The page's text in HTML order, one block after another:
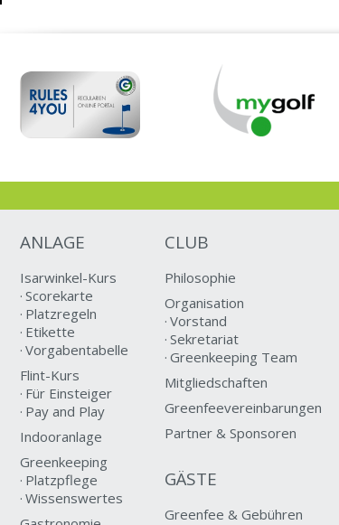
ANLAGE
Isarwinkel-Kurs
Scorekarte
Platzregeln
Etikette
Vorgabentabelle
Flint-Kurs
Für Einsteiger
Pay and Play
Indooranlage
Greenkeeping
Platzpflege
Wissenswertes
CLUB
Philosophie
Organisation
Vorstand
Sekretariat
Greenkeeping Team
Mitgliedschaften
Greenfeevereinbarungen
Partner & Sponsoren
GÄSTE
Greenfee & Gebühren